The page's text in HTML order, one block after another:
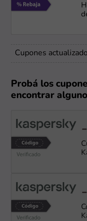
Cupones
Probá los
encontrar